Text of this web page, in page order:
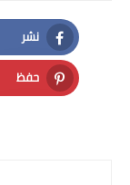
نشر
Facebook
حفظ
Pinterest